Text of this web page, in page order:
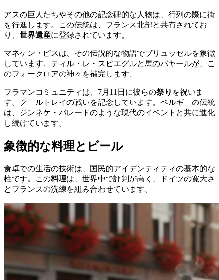
アスの巨人たちやその他の記念碑的な人物は、行列の際に街
を行進します。この伝統は、フランス北部と共有されてお
り、 世界遺産に登録されています。
マネケン・ピスは、その伝説的な物語でブリュッセルを象徴
しています。ティル・レ・スピエグルと馬のバヤールが、こ
のフォークロアの神々を補完します。
フラマンコミュニティは、7月11日に彼らの祭り を祝いま
す。クールトレイの戦いを記念しています。ベルギーの伝統
は、ジンネケ・パレードのような現代のイベントと共に進化
し続けています。
象徴的な料理とビール
食卓での生活の技術は、国民的アイデンティティの基本的な
柱です。この料理は、世界中で評判が高く、ドイツの寛大さ
とフランスの洗練を組み合わせています。